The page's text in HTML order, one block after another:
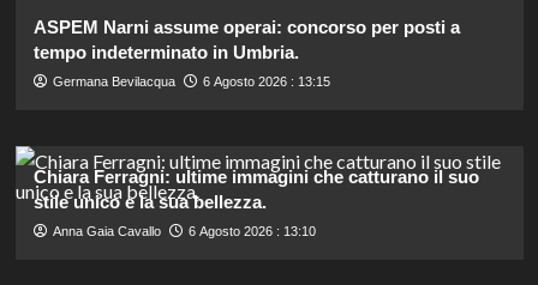
ASPEM Narni assume operai: concorso per posti a
tempo indeterminato in Umbria.
Germana Bevilacqua 6 Agosto 2026 : 13:15
Chiara Ferragni: ultime immagini che catturano il suo
stile unico e la sua bellezza.
Anna Gaia Cavallo 6 Agosto 2026 : 13:10